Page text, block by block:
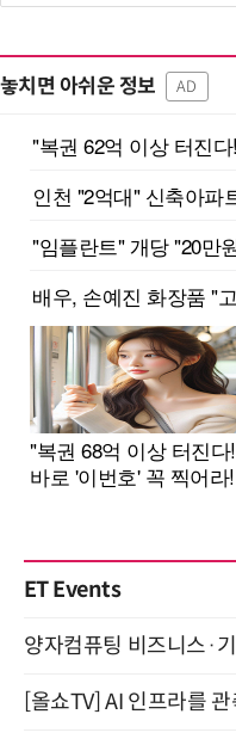
놓치면 아쉬운 정보 AD
ET Events